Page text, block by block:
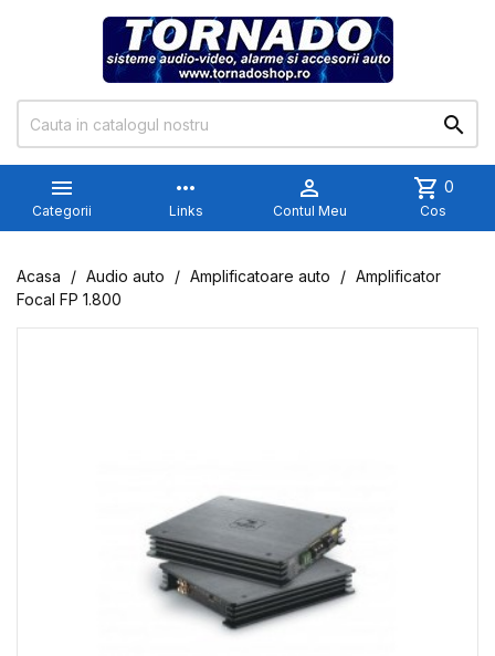


Categorii
more_horiz
Links

Contul Meu
shopping_cart 0
Cos
Acasa Audio auto Amplificatoare auto
Amplificator
Focal FP 1.800